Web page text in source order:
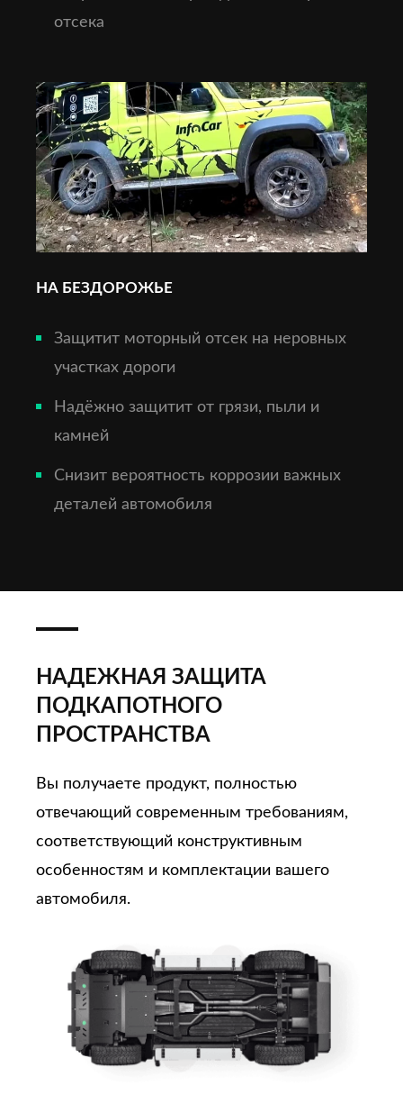
отсека
НА БЕЗДОРОЖЬЕ
Защитит моторный отсек на неровных
участках дороги
Надёжно защитит от грязи, пыли и
камней
Снизит вероятность коррозии важных
деталей автомобиля
НАДЕЖНАЯ ЗАЩИТА
ПОДКАПОТНОГО
ПРОСТРАНСТВА
Вы получаете продукт, полностью
отвечающий современным требованиям,
соответствующий конструктивным
особенностям и комплектации вашего
автомобиля.